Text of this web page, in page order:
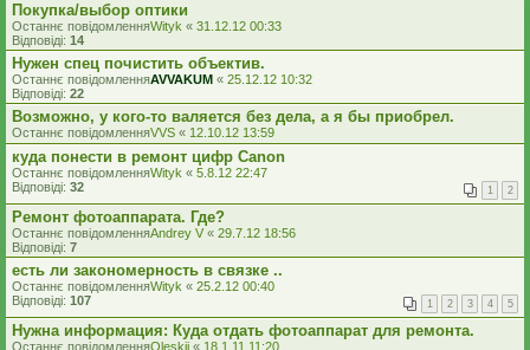
Покупка/выбор оптики
Останнє повідомленняWityk « 31.12.12 00:33
Відповіді: 14
Нужен спец почистить объектив.
Останнє повідомленняAVVAKUM « 25.12.12 10:32
Відповіді: 22
Возможно, у кого-то валяется без дела, а я бы приобрел.
Останнє повідомленняVVS « 12.10.12 13:59
куда понести в ремонт цифр Canon
Останнє повідомленняWityk « 5.8.12 22:47
Відповіді: 32 1 2
Ремонт фотоаппарата. Где?
Останнє повідомленняAndrey V « 29.7.12 18:56
Відповіді: 7
есть ли закономерность в связке ..
Останнє повідомленняWityk « 25.2.12 00:40
Відповіді: 107 1 2 3 4 5
Нужна информация: Куда отдать фотоаппарат для ремонта.
Останнє повідомленняOleskii « 18.1.11 11:20